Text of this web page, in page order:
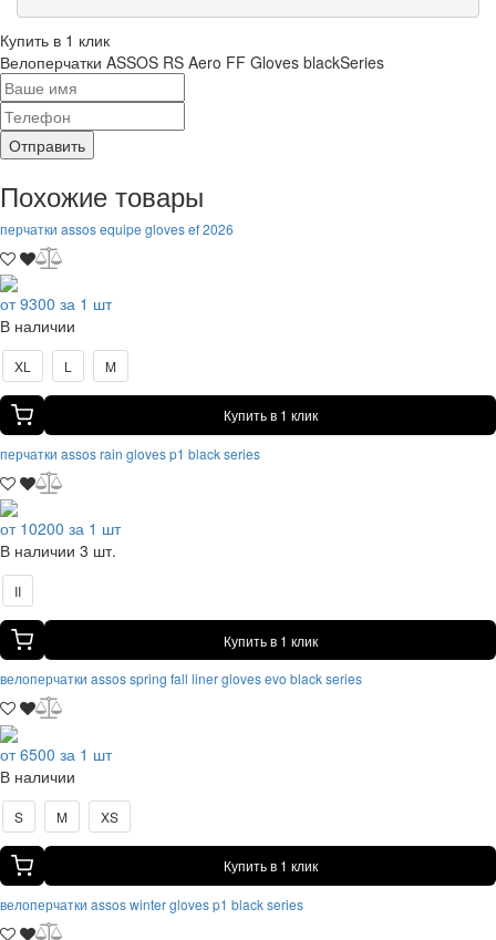
Купить в 1 клик
Велоперчатки ASSOS RS Aero FF Gloves blackSeries
Отправить
Похожие товары
перчатки assos equipe gloves ef 2026
от 9300 за 1 шт
В наличии
XL L M
Купить в 1 клик
перчатки assos rain gloves p1 black series
от 10200 за 1 шт
В наличии 3 шт.
II
Купить в 1 клик
велоперчатки assos spring fall liner gloves evo black series
от 6500 за 1 шт
В наличии
S M XS
Купить в 1 клик
велоперчатки assos winter gloves p1 black series